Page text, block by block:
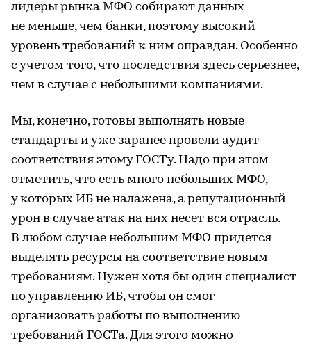
лидеры рынка МФО собирают данных
не меньше, чем банки, поэтому высокий
уровень требований к ним оправдан. Особенно
с учетом того, что последствия здесь серьезнее,
чем в случае с небольшими компаниями.
Мы, конечно, готовы выполнять новые
стандарты и уже заранее провели аудит
соответствия этому ГОСТу. Надо при этом
отметить, что есть много небольших МФО,
у которых ИБ не налажена, а репутационный
урон в случае атак на них несет вся отрасль.
В любом случае небольшим МФО придется
выделять ресурсы на соответствие новым
требованиям. Нужен хотя бы один специалист
по управлению ИБ, чтобы он смог
организовать работы по выполнению
требований ГОСТа. Для этого можно